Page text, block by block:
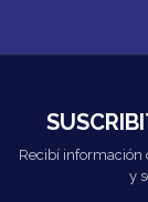
Recibí información
y